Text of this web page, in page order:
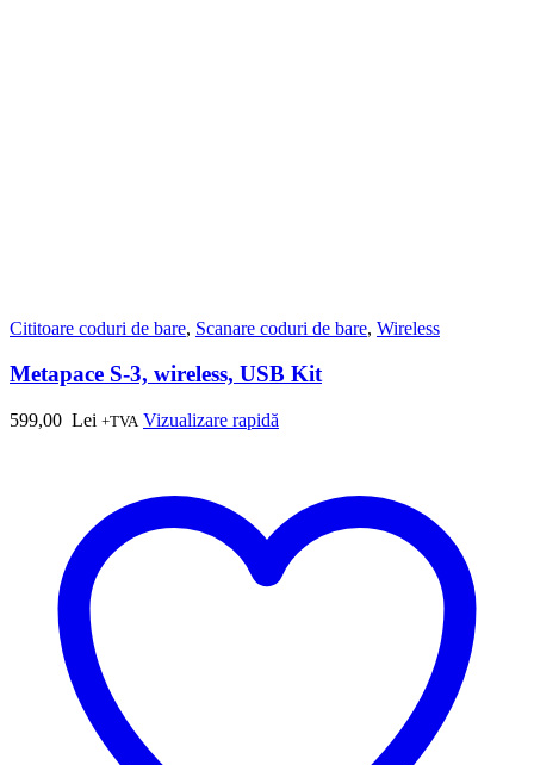
Cititoare coduri de bare, Scanare coduri de bare, Wireless
Metapace S-3, wireless, USB Kit
599,00 Lei +TVA Vizualizare rapidă